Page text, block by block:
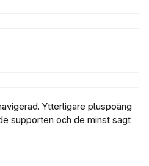
Ytterligare pluspoäng
supporten och de minst sagt